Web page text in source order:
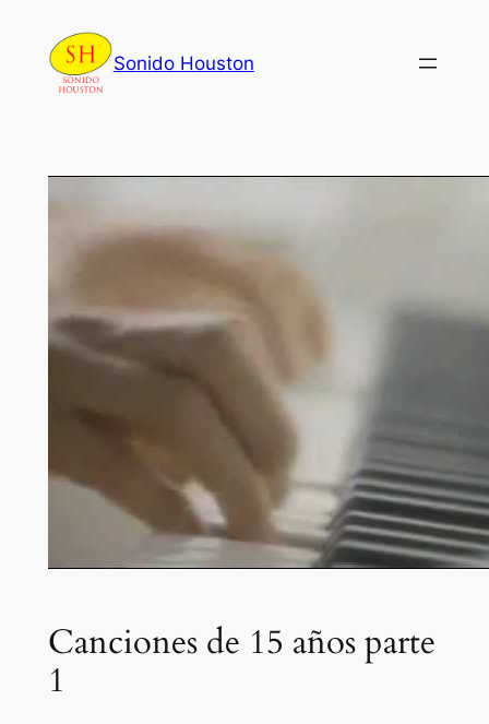
content
Sonido Houston
Canciones de 15 años parte
1